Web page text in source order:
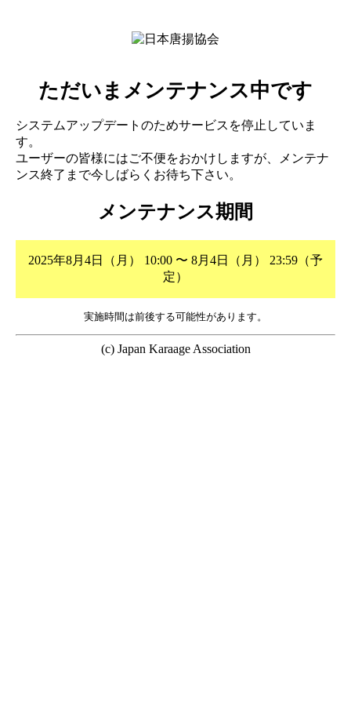
ただいまメンテナンス中です
システムアップデートのためサービスを停止していま
す。
ユーザーの皆様にはご不便をおかけしますが、メンテナ
ンス終了まで今しばらくお待ち下さい。
メンテナンス期間
2025年8月4日（月） 10:00 〜 8月4日（月） 23:59（予
定）
実施時間は前後する可能性があります。
(c) Japan Karaage Association